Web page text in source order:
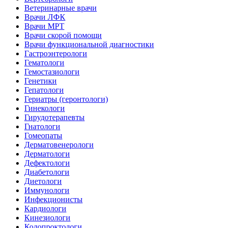
Ветеринарные врачи
Врачи ЛФК
Врачи МРТ
Врачи скорой помощи
Врачи функциональной диагностики
Гастроэнтерологи
Гематологи
Гемостазиологи
Генетики
Гепатологи
Гериатры (геронтологи)
Гинекологи
Гирудотерапевты
Гнатологи
Гомеопаты
Дерматовенерологи
Дерматологи
Дефектологи
Диабетологи
Диетологи
Иммунологи
Инфекционисты
Кардиологи
Кинезиологи